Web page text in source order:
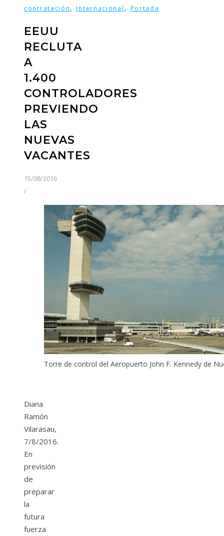
contratación,Internacional , Portada
EEUU
RECLUTA
A
1.400
CONTROLADORES
PREVIENDO
LAS
NUEVAS
VACANTES
15/08/2016
/
Torre de control del Aeropuerto John F. Kennedy de
Diana
Ramón
Vilarasau,
7/8/2016.
En
previsión
de
preparar
la
futura
fuerza